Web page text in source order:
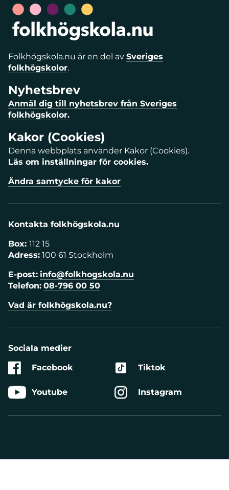
Folkhögskola.nu är en del av Sveriges
folkhögskolor.
Nyhetsbrev
Anmäl dig till nyhetsbrev från Sveriges
folkhögskolor.
Kakor (Cookies)
Denna webbplats använder Kakor (Cookies).
Läs om inställningar för cookies.
Ändra samtycke för kakor
Kontakta folkhögskola.nu
Box: 112 15
Adress: 100 61 Stockholm
E-post: info@folkhogskola.nu
Telefon: 08-796 00 50
Vad är folkhögskola.nu?
Sociala medier
Facebook
Youtube
Tiktok
Instagram